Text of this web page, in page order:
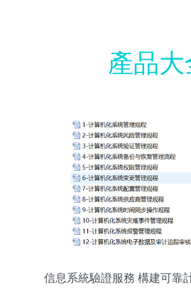
產品大
信息系統驗證服務 構建可靠